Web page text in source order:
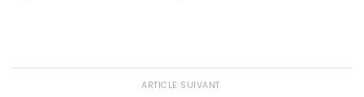
ARTICLE SUIVANT